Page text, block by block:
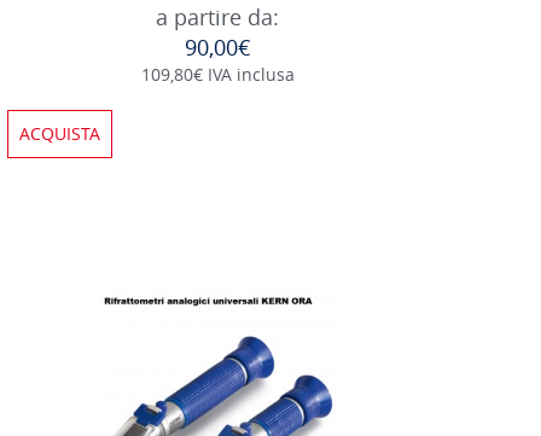
a partire da:
90,00€
109,80€ IVA inclusa
ACQUISTA